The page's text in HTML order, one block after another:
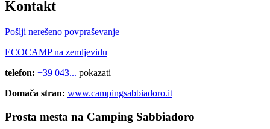
Kontakt
Pošlji nerešeno povpraševanje
ECOCAMP na zemljevidu
telefon: +39 043... pokazati
Domača stran: www.campingsabbiadoro.it
Prosta mesta na Camping Sabbiadoro